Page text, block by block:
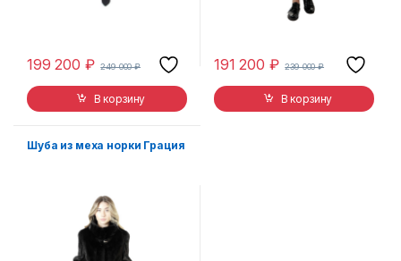
199 200 ₽ 249 000₽
В корзину
191 200 ₽ 239 000₽
В корзину
Шуба из меха норки Грация